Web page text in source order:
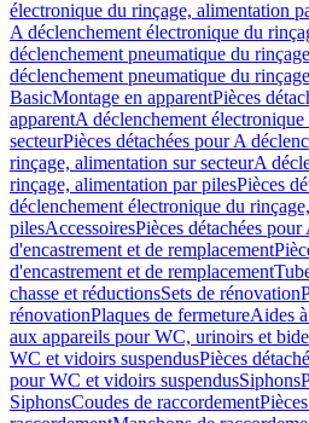
électronique du rinçage, alimentation
A déclenchement électronique du
déclenchement pneumatique du rinçage
déclenchement pneumatique du rinçage
BasicMontage en apparentPièces
apparentA déclenchement
secteurPièces détachées pour A
rinçage, alimentation sur secteurA
rinçage, alimentation par pilesPièces
déclenchement électronique du
pilesAccessoiresPièces détachées pour
d'encastrement et de remplacement
d'encastrement et de remplacement
chasse et réductionsSets de rénovation
rénovationPlaques de fermetureAides
aux appareils pour WC, urinoirs et
WC et vidoirs suspendusPièces
pour WC et vidoirs suspendusSiphons
SiphonsCoudes de raccordement